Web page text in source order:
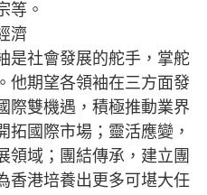
等。
濟
社會發展的舵手，掌舵
他期望各領袖在三方面發
際雙機遇，積極推動業界
拓國際市場；靈活應變，
領域；團結傳承，建立團
香港培養出更多可堪大任